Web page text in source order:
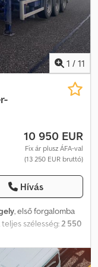
1 / 11
10 950 EUR
Fix ár plusz ÁFA-val
(13 250 EUR bruttó)
Hívás
, első forgalomba
teljes szélesség:2 550
, szín:egyéb, Gyártási
és tartozékok